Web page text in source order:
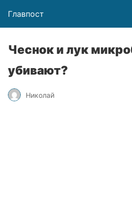
Главпост
Чеснок и лук
убивают?
Николай